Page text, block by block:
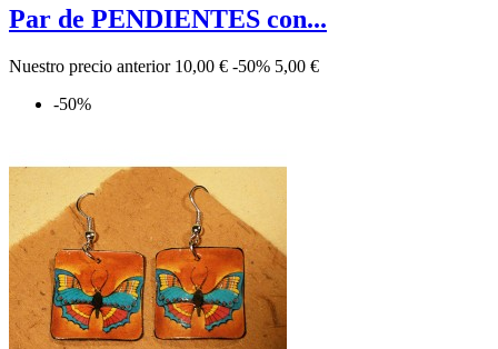
Par de PENDIENTES con...
Nuestro precio anterior 10,00 € -50% 5,00 €
-50%